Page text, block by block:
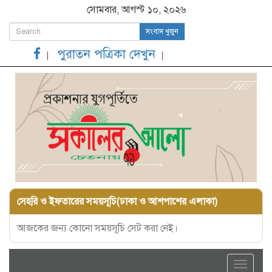
সোমবার, আগস্ট ১০, ২০২৬
সংবাদ খুজুন
পুরাতন পত্রিকা দেখুন
সেহরি ও ইফতারের সময়সূচি(ঢাকা ও আশপাশের এলাকা)
আজকের জন্য কোনো সময়সূচি সেট করা নেই।
Toggle